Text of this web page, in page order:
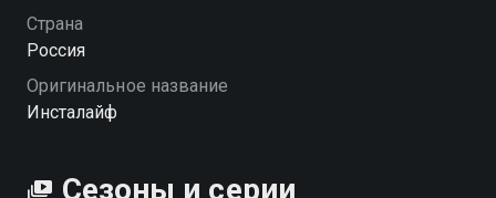
последствиям ведет это постоянное старание
подражать идеальным изображениям? Где же
обрабатывать реальность для публикаций и
создавать запоминающиеся теги? «Инсталайф» —
Страна
Россия
Оригинальное название
Инсталайф
Сезоны и серии